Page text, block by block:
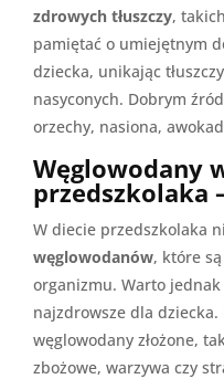
zdrowych tłuszczy,
pamiętać o umiejętnym
dziecka, unikając
nasyconych. Dobrym
orzechy, nasiona,
Węglowodany
przedszkolaka
W diecie przedszkolaka
węglowodanów, które
organizmu. Warto
najzdrowsze dla
węglowodany złożone,
zbożowe, warzywa czy